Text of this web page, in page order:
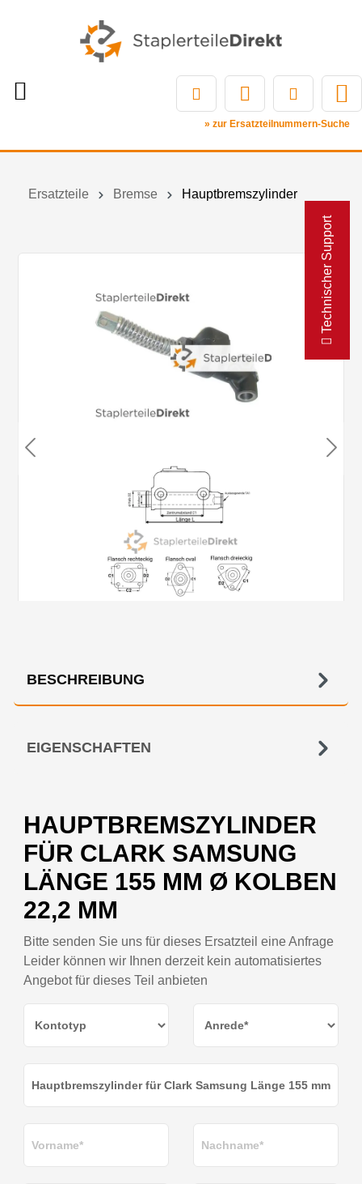
Technischer Support
» zur Ersatzteilnummern-Suche
Ersatzteile Bremse Hauptbremszylinder
BESCHREIBUNG
EIGENSCHAFTEN
HAUPTBREMSZYLINDER
FÜR CLARK SAMSUNG
LÄNGE 155 MM Ø KOLBEN
22,2 MM
Bitte senden Sie uns für dieses Ersatzteil eine Anfrage
Leider können wir Ihnen derzeit kein automatisiertes
Angebot für dieses Teil anbieten